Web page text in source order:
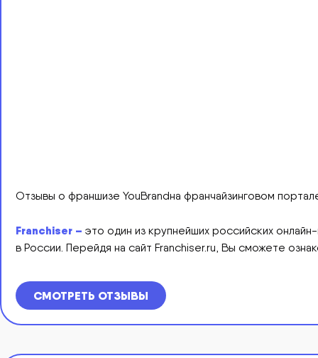
Отзывы о франшизе YouBrandна франчайзинговом
Franchiser – это один из крупнейших российских
в России. Перейдя на cайт Franchiser.ru, Вы сможете
СМОТРЕТЬ ОТЗЫВЫ